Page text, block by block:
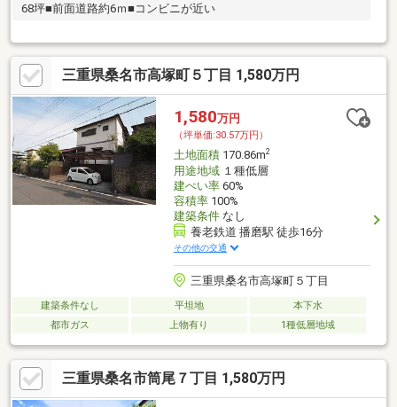
68坪■前面道路約6ｍ■コンビニが近い
三重県桑名市高塚町５丁目 1,580万円
1,580万円
（坪単価:30.57万円）
土地面積170.86m2
用途地域１種低層
建ぺい率60%
容積率100%
建築条件なし
養老鉄道 播磨駅 徒歩16分
その他の交通
三重県桑名市高塚町５丁目
建築条件なし 平坦地
本下水
都市ガス
上物有り 1種低層地域
三重県桑名市筒尾７丁目 1,580万円